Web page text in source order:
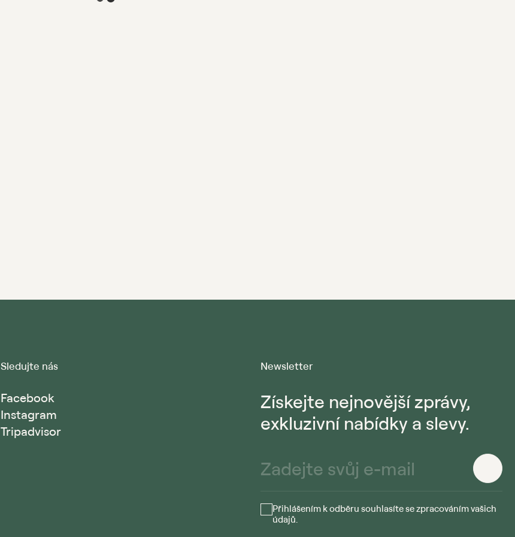
Sledujte nás
Facebook
Instagram
Tripadvisor
Newsletter
Získejte nejnovější zprávy,
exkluzivní nabídky a slevy.
Přihlášením k odběru souhlasíte se zpracováním vašich
údajů.